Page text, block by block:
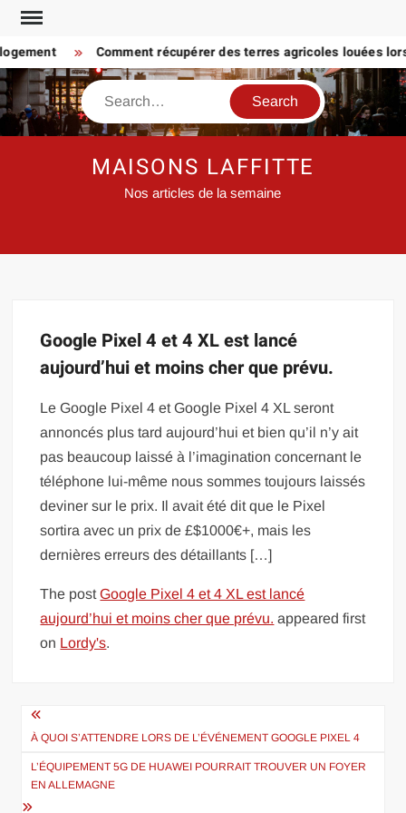
Skip
content
Comment récupérer des terres agricoles louées
Search
MAISONS LAFFITTE
Nos articles de la semaine
Google Pixel 4 et 4 XL est lancé
aujourd’hui et moins cher que prévu.
Le Google Pixel 4 et Google Pixel 4 XL seront
annoncés plus tard aujourd’hui et bien qu’il n’y ait
pas beaucoup laissé à l’imagination concernant le
téléphone lui-même nous sommes toujours laissés
deviner sur le prix. Il avait été dit que le Pixel
sortira avec un prix de £$1000€+, mais les
dernières erreurs des détaillants […]
The postGoogle Pixel 4 et 4 XL est lancé
aujourd’hui et moins cher que prévu. appeared first
on Lordy's.
Navigation
de
l’article
À QUOI S’ATTENDRE LORS DE L’ÉVÉNEMENT GOOGLE PIXEL 4
L’ÉQUIPEMENT 5G DE HUAWEI POURRAIT TROUVER UN FOYER
EN ALLEMAGNE